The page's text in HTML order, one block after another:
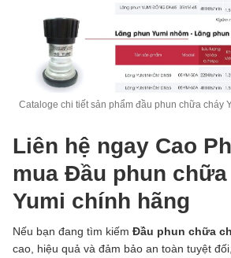
Cataloge chi tiết sản phẩm đầu phun chữa cháy
Liên hệ ngay Cao
mua Đầu phun
Yumi chính hãng
Nếu bạn đang tìm kiếm Đầu phun chữa
cao, hiệu quả và đảm bảo an toàn tuyệt đối,